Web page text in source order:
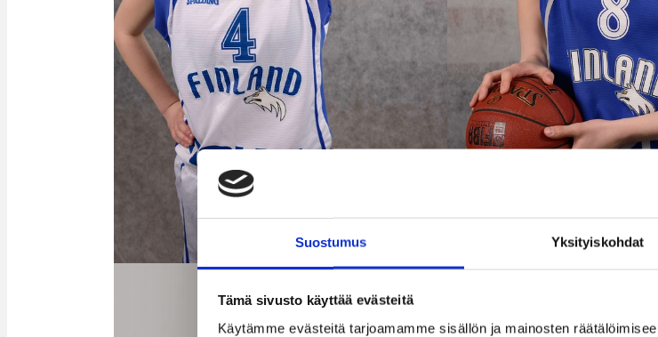
Suostumus Yksityiskohdat
Tämä sivusto käyttää evästeitä
Käytämme evästeitä tarjoamamme sisällön ja mainosten
… 16-vuotialta pojilta onnistui